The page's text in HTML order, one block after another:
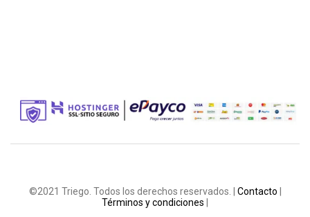
©2021 Triego. Todos los derechos reservados. | Contacto
Términos y condiciones